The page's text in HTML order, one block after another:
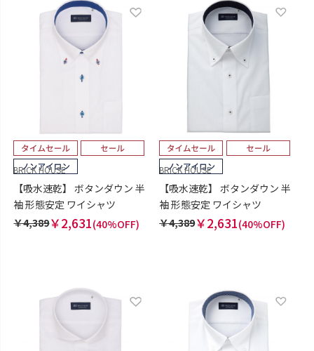
BRICK HOUSE
【吸水速乾】 ボタンダウン 半
袖 形態安定 ワイシャツ
￥4,389￥2,631(40%OFF)
BRICK HOUSE
【吸水速乾】 ボタンダウン 半
袖 形態安定 ワイシャツ
￥4,389￥2,631(40%OFF)